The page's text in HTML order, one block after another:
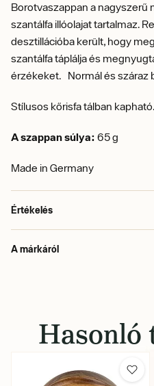
Borotvaszappan a nagyszerű
szantálfa illóolajat tartalmaz.
desztillációba került, hogy
szantálfa táplálja és
érzékeket. Normál és száraz
Stílusos kőrisfa tálban kapható.
A szappan súlya: 65 g
Made in Germany
Értékelés
A márkáról
Hasonló